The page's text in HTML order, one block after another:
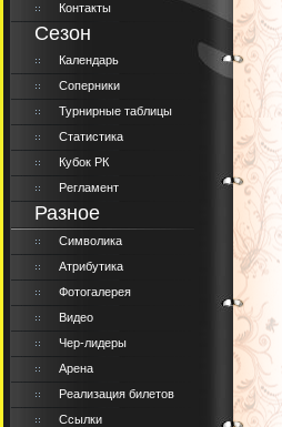
Контакты
Сезон
Календарь
Соперники
Турнирные таблицы
Статистика
Кубок РК
Регламент
Разное
Символика
Атрибутика
Фотогалерея
Видео
Чер-лидеры
Арена
Реализация билетов
Ссылки